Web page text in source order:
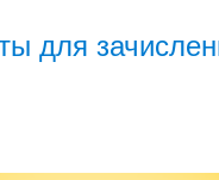
для